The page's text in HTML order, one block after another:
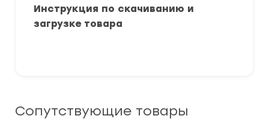
Инструкция по скачиванию и
загрузке товара
Сопутствующие товары